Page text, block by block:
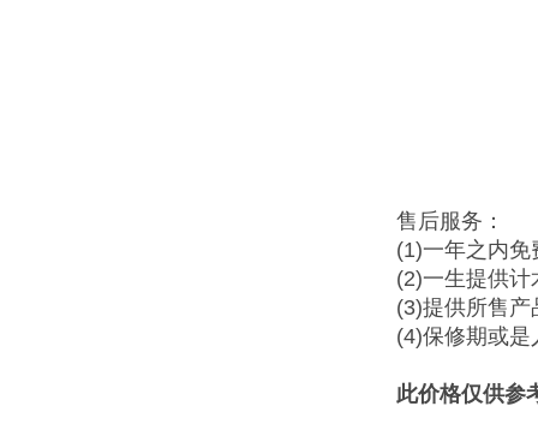
售后服务：
(1)一年之内免
(2)一生提供
(3)提供所售产
(4)保修期或
此价格仅供参